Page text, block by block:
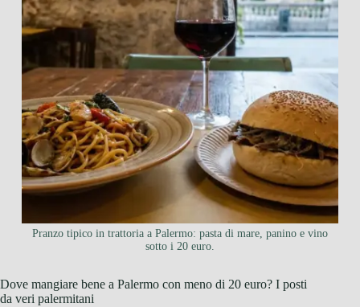
Pranzo tipico in trattoria a Palermo: pasta di mare, panino e vino
sotto i 20 euro.
Dove mangiare bene a Palermo con meno di 20 euro? I posti
da veri palermitani